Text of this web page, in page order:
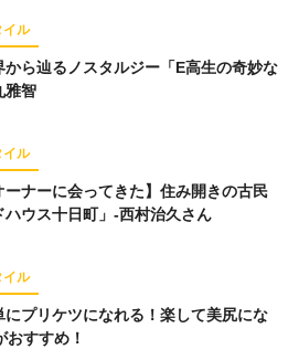
イル
から辿るノスタルジー「E高生の奇妙な
雅智
イル
ーナーに会ってきた】住み開きの古民
ハウス十日町」-西村治久さん
イル
にプリケツになれる！楽して美尻にな
おすすめ！